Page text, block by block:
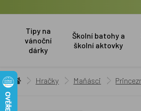
Tipy na
vánoční
dárky
Školní batohy a
školní aktovky
Hračky Maňásci